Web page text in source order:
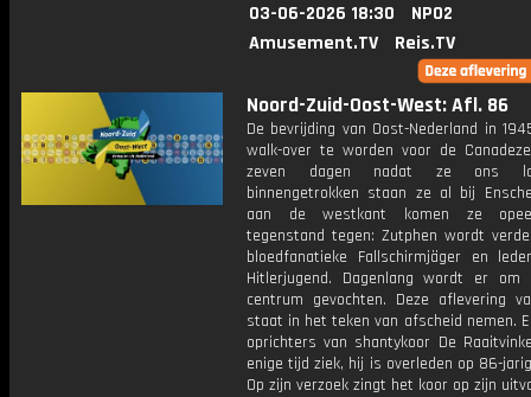
03-06-2026 18:30
NPO2
Amusement.TV
Reis.TV
Noord-Zuid-Oost-West: Afl. 86
De bevrijding van Oost-Nederland in
walk-over te worden voor de
zeven dagen nadat ze ons
binnengetrokken staan ze al bij
aan de westkant komen ze
tegenstand tegen: Zutphen wordt
bloedfanatieke Fallschirmjäger en
Hitlerjugend. Dagenlang wordt er om
centrum gevochten. Deze aflevering
staat in het teken van afscheid nemen.
oprichters van shantykoor De
enige tijd ziek, hij is overleden op 86-
Op zijn verzoek zingt het koor op zijn